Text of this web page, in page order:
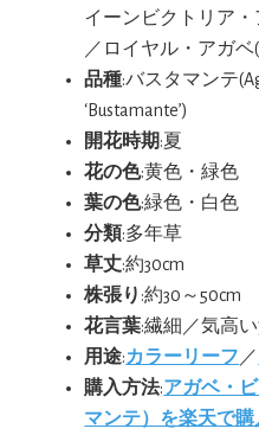
イーンビクトリア・
／ロイヤル・アガベ
品種:バスタマンテ
‘Bustamante’)
開花時期:夏
花の色:黄色・緑色
葉の色:緑色・白色
分類:多年草
草丈:約30cm
株張り :約30～50cm
花言葉:繊細／気高
用途:カラーリーフ ／
購入方法:アガベ・
マンテ）を楽天で購